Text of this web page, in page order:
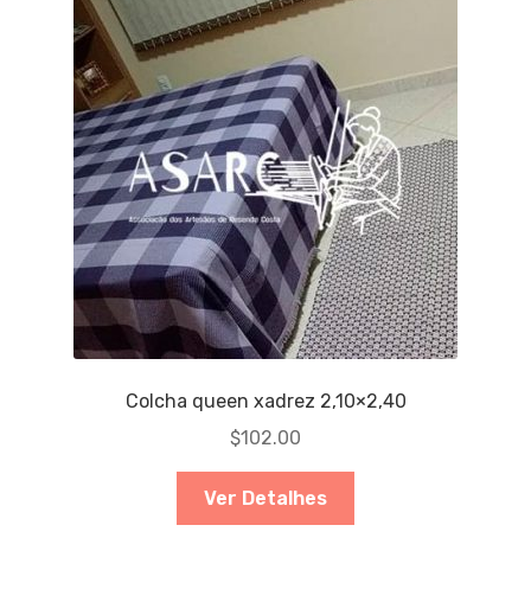
Colcha queen xadrez 2,10×2,40
$102.00
Ver Detalhes